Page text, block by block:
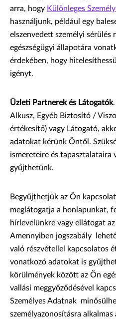
arra, hogy Különleges
használjunk, például egy
elszenvedett személyi sérülés
egészségügyi állapotára
érdekében, hogy
igényt.
Üzleti Partnerek és Látogatók
Alkusz, Egyéb Biztosító /
értékesítő) vagy Látogató,
adatokat kérünk Öntől.
ismereteire és
gyűjthetünk.
Begyűjthetjük az Ön
meglátogatja a honlapunkat,
hírlevelünkre vagy ellátogat
Amennyiben jogszabály
való részvétellel kapcsolatos
vonatkozó adatokat is
körülmények között az Ön
vallási meggyőződésével
Személyes Adatnak
személyazonosításra